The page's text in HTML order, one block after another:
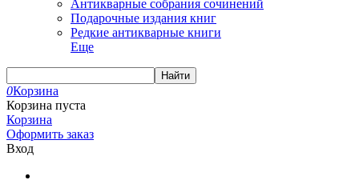
Антикварные собрания сочинений
Подарочные издания книг
Редкие антикварные книги
Еще
Найти
0Корзина
Корзина пуста
Корзина
Оформить заказ
Вход